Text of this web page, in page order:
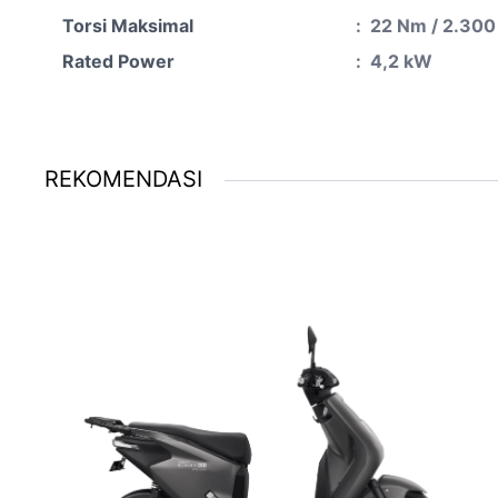
Torsi Maksimal
: 22 Nm /
Rated Power
: 4,2 kW
REKOMENDASI